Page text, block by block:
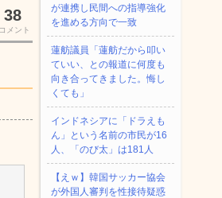
38
コメント
が連携し民間への指導強化
を進める方向で一致
蓮舫議員「蓮舫だから叩い
ていい、との報道に何度も
向き合ってきました。悔し
くても」
インドネシアに「ドラえも
ん」という名前の市民が16
人、「のび太」は181人
【えｗ】韓国サッカー協会
が外国人審判を性接待疑惑